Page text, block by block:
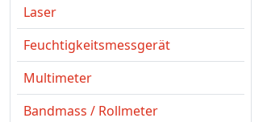
Laser
Feuchtigkeitsmessgerät
Multimeter
Bandmass / Rollmeter